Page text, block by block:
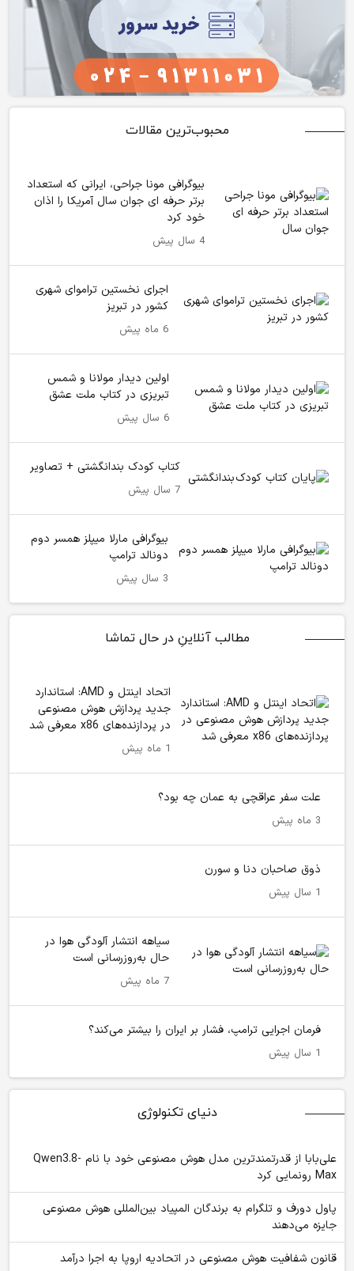
محبوب‌ترین مقالات
بیوگرافی مونا جراحی، ایرانی که استعداد
برتر حرفه ای جوان سال آمریکا را اذان
خود کرد
4 سال پیش
اجرای نخستین تراموای شهری
کشور در تبریز
6 ماه پیش
اولین دیدار مولانا و شمس
تبریزی در کتاب ملت عشق
6 سال پیش
کتاب کودک بندانگشتی + تصاویر
7 سال پیش
بیوگرافی مارلا میپلز همسر دوم
دونالد ترامپ
3 سال پیش
مطالب آنلاینِ در حال تماشا
اتحاد اینتل و AMD: استاندارد
جدید پردازش هوش مصنوعی
در پردازنده‌های x86 معرفی شد
1 ماه پیش
علت سفر عراقچی به عمان چه بود؟
3 ماه پیش
ذوق صاحبان دنا و سورن
1 سال پیش
سیاهه انتشار آلودگی هوا در
حال به‌روزرسانی است
7 ماه پیش
فرمان اجرایی ترامپ، فشار بر ایران را بیشتر می‌کند؟
1 سال پیش
دنیای تکنولوژی
علی‌بابا از قدرتمندترین مدل هوش مصنوعی خود با نام Qwen3.8-
Max رونمایی کرد
پاول دورف و تلگرام به برندگان المپیاد بین‌المللی هوش مصنوعی
جایزه می‌دهند
قانون شفافیت هوش مصنوعی در اتحادیه اروپا به اجرا درآمد